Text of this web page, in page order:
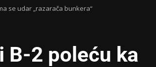
se udar „razarača bunkera“
B-2 poleću ka